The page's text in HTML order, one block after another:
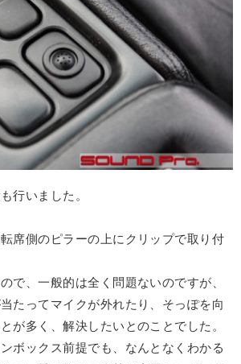
行いました。
席側のピラーの上にクリップで取り付
で、一般的は全く問題ないのですが、
たってマイクが外れたり、そっぽを向
が多く、解決したいとのことでした。
ボックス前提でも、なんとなくわかる